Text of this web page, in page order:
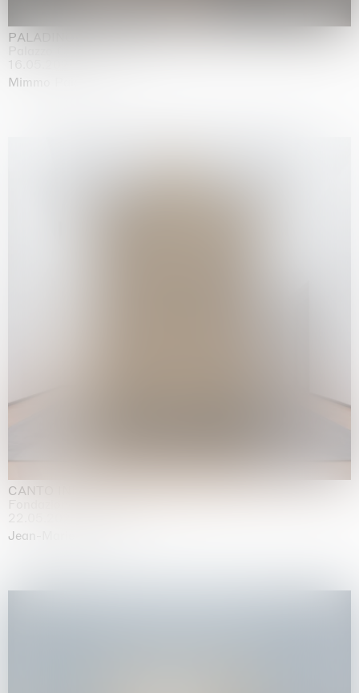
PALADINO
Palazzo Citterio, Milan
Mimmo Paladino
CANTO INFINITO
Jean-Marie Appriou